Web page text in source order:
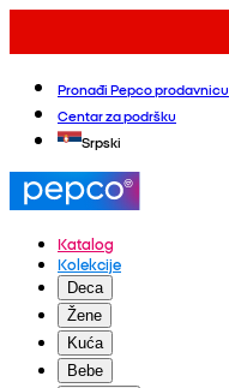
Pronađi Pepco prodavnicu
Centar za podršku
Srpski
Katalog
Kolekcije
Deca
Žene
Kuća
Bebe